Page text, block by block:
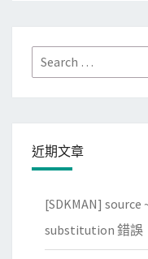
Search
for:
近期文章
[SDKMAN]
substitution 錯誤